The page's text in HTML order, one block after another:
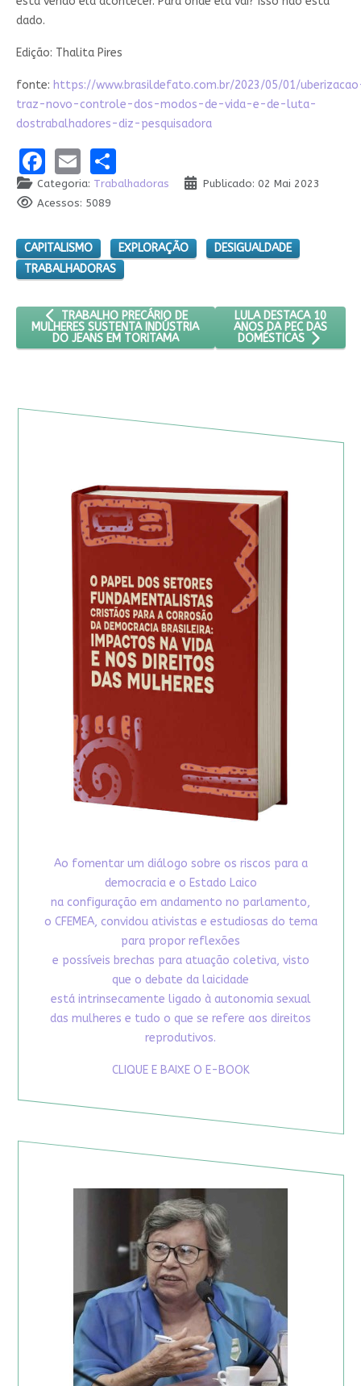
dado.
Edição: Thalita Pires
fonte: https://www.brasildefato.com.br/2023/05/01/
traz-novo-controle-dos-modos-de-vida-e-de-luta-
dostrabalhadores-diz-pesquisadora
Facebook
EmailShare
Categoria: Trabalhadoras
Publicado: 02 Mai 2023
Acessos: 5089
CAPITALISMO EXPLORAÇÃO
DESIGUALDADE
TRABALHADORAS
ARTIGO ANTERIOR: TRABALHO PRECÁRIO DE MULHERES
TRABALHO PRECÁRIO DE
MULHERES SUSTENTA INDÚSTRIA
DO JEANS EM TORITAMA
PRÓXIMO ARTIGO:
LULA DESTACA 10
ANOS DA PEC DAS
DOMÉSTICAS
Ao fomentar um diálogo sobre os riscos para a
democracia e o Estado Laico
na configuração em andamento no parlamento,
o CFEMEA, convidou ativistas e estudiosas do tema
para propor reflexões
e possíveis brechas para atuação coletiva, visto
que o debate da laicidade
está intrinsecamente ligado à autonomia sexual
das mulheres e tudo o que se refere aos direitos
reprodutivos.
CLIQUE E BAIXE O E-BOOK